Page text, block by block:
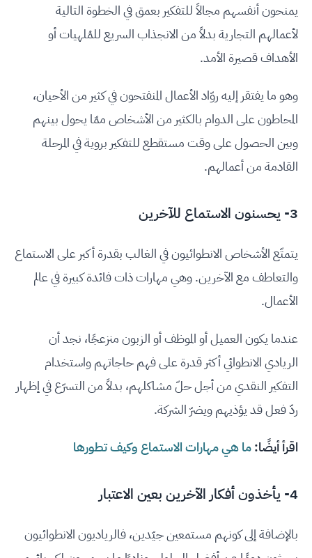
يمنحون أنفسهم مجالاً للتفكير بعمق في الخطوة التالية
لأعمالهم التجارية بدلاً من الانجذاب السريع للمُلهيات أو
الأهداف قصيرة الأمد.
وهو ما يفتقر إليه روّاد الأعمال المنفتحون في كثير من الأحيان،
المحاطون على الدوام بالكثير من الأشخاص ممّا يحول بينهم
وبين الحصول على وقت مستقطع للتفكير بروية في المرحلة
القادمة من أعمالهم.
3- يحسنون الاستماع للآخرين
يتمتّع الأشخاص الانطوائيون في الغالب بقدرة أكبر على الاستماع
والتعاطف مع الآخرين. وهي مهارات ذات فائدة كبيرة في عالم
الأعمال.
عندما يكون العميل أو الموظف أو الزبون منزعجًا، نجد أن
الريادي الانطوائي أكثر قدرة على فهم حاجاتهم واستخدام
التفكير النقدي من أجل حلّ مشاكلهم، بدلاً من التسرّع في إظهار
ردّ فعل قد يؤذيهم ويضرّ الشركة.
اقرأ أيضًا:ما هي مهارات الاستماع وكيف تطورها
4- يأخذون أفكار الآخرين بعين الاعتبار
بالإضافة إلى كونهم مستمعين جيّدين، فالرياديون الانطوائيون